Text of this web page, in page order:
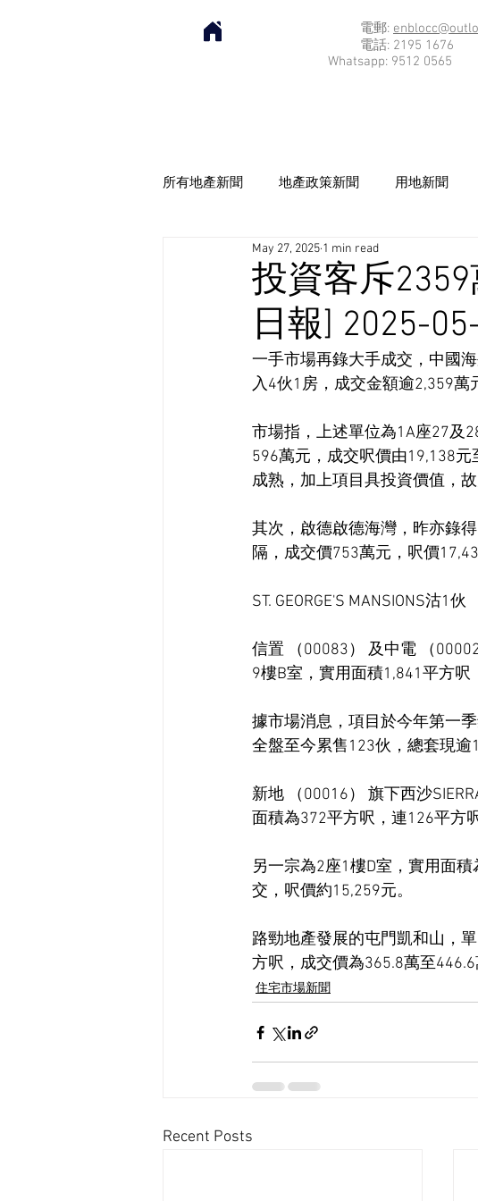
電郵:
電話: 2195 1676
Whatsapp: 9512 0565
所有地產新聞 地產政策新聞 用地新聞
投資客斥
日報] 2025-
May 27, 2025 1 min read
一手市場再錄大手成交，中國
入4伙1房，成交金額逾2,359萬
市場指，上述單位為1A座27及
596萬元，成交呎價由19,138
成熟，加上項目具投資價值，
其次，啟德啟德海灣，昨亦錄
隔，成交價753萬元，呎價
ST. GEORGE'S MANSIONS沽1伙
信置 （00083） 及中電 （
9樓B室，實用面積1,841平方呎
據市場消息，項目於今年第一
全盤至今累售123伙，總套現逾
新地 （00016） 旗下西沙
面積為372平方呎，連126平方
另一宗為2座1樓D室，實用面
交，呎價約15,259元。
路勁地產發展的屯門凱和山，
方呎，成交價為365.8萬至
住宅市場新聞
Recent Posts